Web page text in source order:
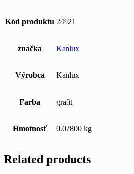
Kód produktu 24921
značka Kanlux
Výrobca Kanlux
Farba grafit
Hmotnosť 0.07800 kg
Related products